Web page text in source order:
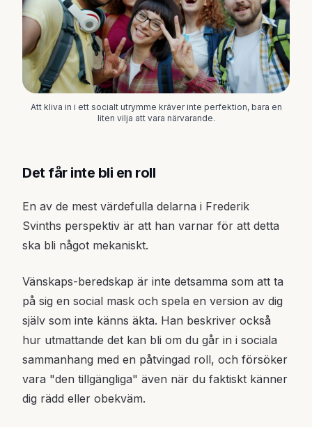
Att kliva in i ett socialt utrymme kräver inte perfektion, bara en
liten vilja att vara närvarande.
Det får inte bli en roll
En av de mest värdefulla delarna i Frederik
Svinths perspektiv är att han varnar för att detta
ska bli något mekaniskt.
Vänskaps-beredskap är inte detsamma som att ta
på sig en social mask och spela en version av dig
själv som inte känns äkta. Han beskriver också
hur utmattande det kan bli om du går in i sociala
sammanhang med en påtvingad roll, och försöker
vara "den tillgängliga" även när du faktiskt känner
dig rädd eller obekväm.